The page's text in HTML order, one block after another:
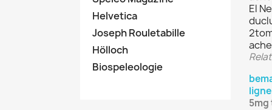
Helvetica
Joseph Rouletabille
Hölloch
Biospeleologie
El
ligne